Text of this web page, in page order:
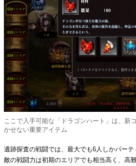
ここで入手可能な「ドラゴンハート」は、新
かせない重要アイテム
遺跡探査の戦闘では、最大でも6人しかパーテ
敵の戦闘力は初期のエリアでも相当高く、高